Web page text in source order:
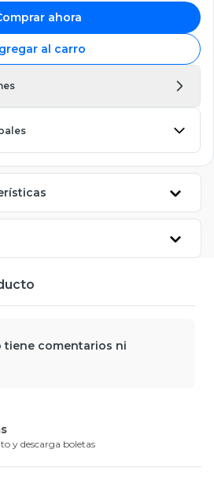
ahora
al carro
tiene comentarios ni
y descarga boletas